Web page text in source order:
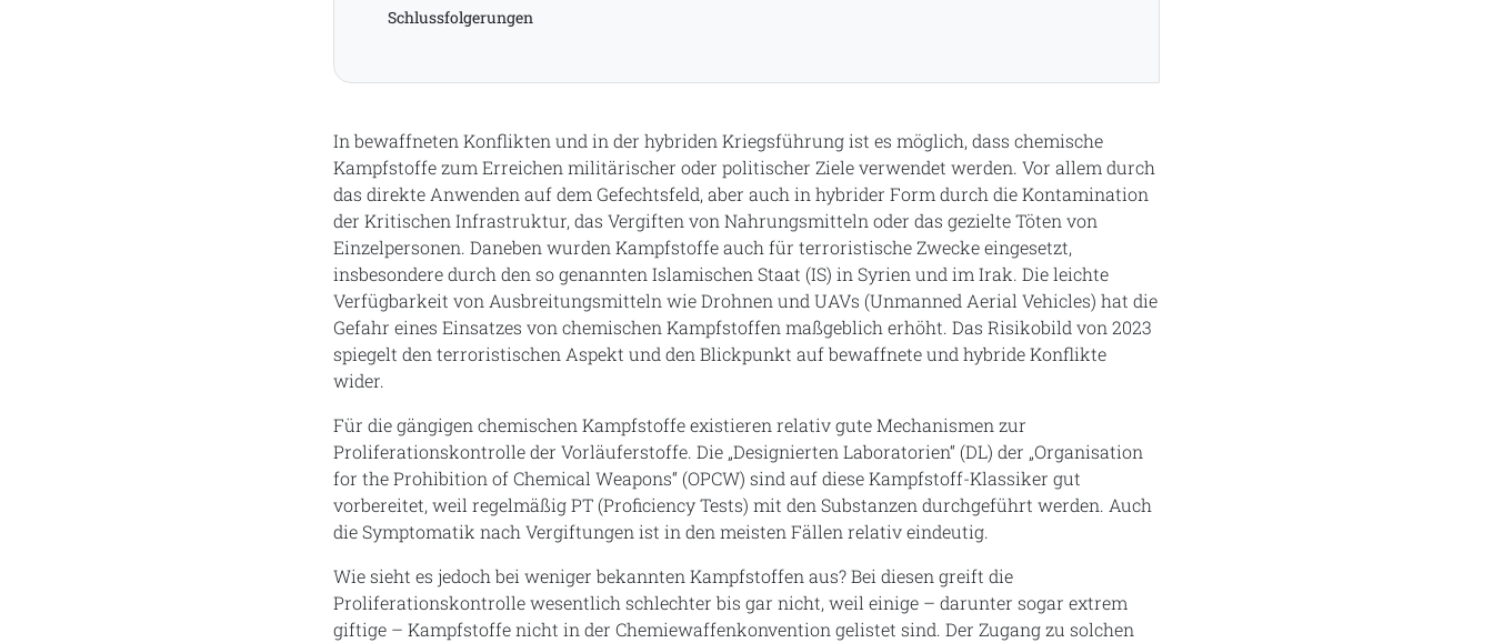
Schlussfolgerungen
In bewaffneten Konflikten und in der hybriden Kriegsführung ist es möglich, dass chemische
Kampfstoffe zum Erreichen militärischer oder politischer Ziele verwendet werden. Vor allem durch
das direkte Anwenden auf dem Gefechtsfeld, aber auch in hybrider Form durch die Kontamination
der Kritischen Infrastruktur, das Vergiften von Nahrungsmitteln oder das gezielte Töten von
Einzelpersonen. Daneben wurden Kampfstoffe auch für terroristische Zwecke eingesetzt,
insbesondere durch den so genannten Islamischen Staat (IS) in Syrien und im Irak. Die leichte
Verfügbarkeit von Ausbreitungsmitteln wie Drohnen und UAVs (Unmanned Aerial Vehicles) hat die
Gefahr eines Einsatzes von chemischen Kampfstoffen maßgeblich erhöht. Das Risikobild von 2023
spiegelt den terroristischen Aspekt und den Blickpunkt auf bewaffnete und hybride Konflikte
wider.
Für die gängigen chemischen Kampfstoffe existieren relativ gute Mechanismen zur
Proliferationskontrolle der Vorläuferstoffe. Die „Designierten Laboratorien“ (DL) der „Organisation
for the Prohibition of Chemical Weapons“ (OPCW) sind auf diese Kampfstoff-Klassiker gut
vorbereitet, weil regelmäßig PT (Proficiency Tests) mit den Substanzen durchgeführt werden. Auch
die Symptomatik nach Vergiftungen ist in den meisten Fällen relativ eindeutig.
Wie sieht es jedoch bei weniger bekannten Kampfstoffen aus? Bei diesen greift die
Proliferationskontrolle wesentlich schlechter bis gar nicht, weil einige – darunter sogar extrem
giftige – Kampfstoffe nicht in der Chemiewaffenkonvention gelistet sind. Der Zugang zu solchen